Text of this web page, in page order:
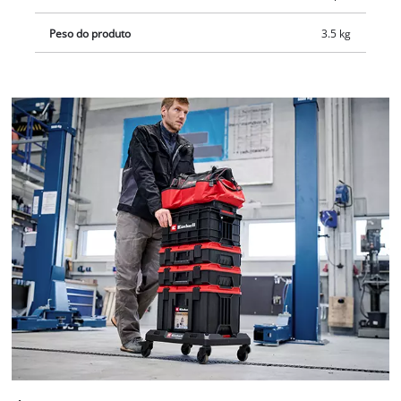
Peso do produto 3.5 kg